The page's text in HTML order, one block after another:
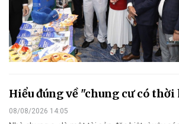
Hiểu đúng về "chung cư có thời
08/08/2026 14:05